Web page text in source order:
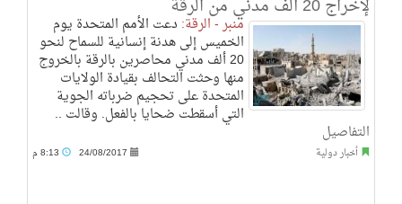
لإخراج 20 ألف مدني من الرقة
منبر - الرقة: دعت الأمم المتحدة يوم
الخميس إلى هدنة إنسانية للسماح لنحو
20 ألف مدني محاصرين بالرقة بالخروج
منها وحثت التحالف بقيادة الولايات
المتحدة على تحجيم ضرباته الجوية
التي أسقطت ضحايا بالفعل. وقالت ..
التفاصيل
أخبار دولية 24/08/2017